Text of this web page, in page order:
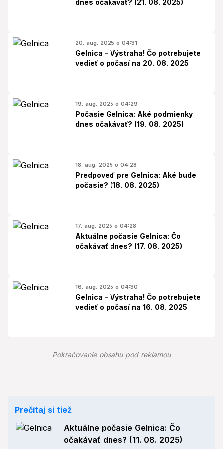
dnes očakávať? (21. 08. 2025)
20. aug. 2025 o 04:31
Gelnica - Výstraha! Čo potrebujete
vedieť o počasí na 20. 08. 2025
19. aug. 2025 o 04:29
Počasie Gelnica: Aké podmienky
dnes očakávať? (19. 08. 2025)
18. aug. 2025 o 04:28
Predpoveď pre Gelnica: Aké bude
počasie? (18. 08. 2025)
17. aug. 2025 o 04:28
Aktuálne počasie Gelnica: Čo
očakávať dnes? (17. 08. 2025)
16. aug. 2025 o 04:30
Gelnica - Výstraha! Čo potrebujete
vedieť o počasí na 16. 08. 2025
Pokračovanie obsahu pod reklamou
Prečítaj si tiež
Aktuálne počasie Gelnica: Čo
očakávať dnes? (11. 08. 2025)